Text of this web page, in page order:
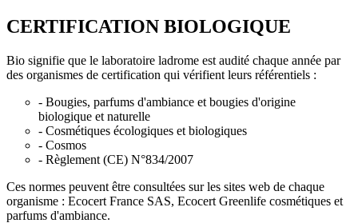
CERTIFICATION BIOLOGIQUE
Bio signifie que le laboratoire ladrome est audité chaque année par
des organismes de certification qui vérifient leurs référentiels :
- Bougies, parfums d'ambiance et bougies d'origine
biologique et naturelle
- Cosmétiques écologiques et biologiques
- Cosmos
- Règlement (CE) N°834/2007
Ces normes peuvent être consultées sur les sites web de chaque
organisme : Ecocert France SAS, Ecocert Greenlife cosmétiques et
parfums d'ambiance.